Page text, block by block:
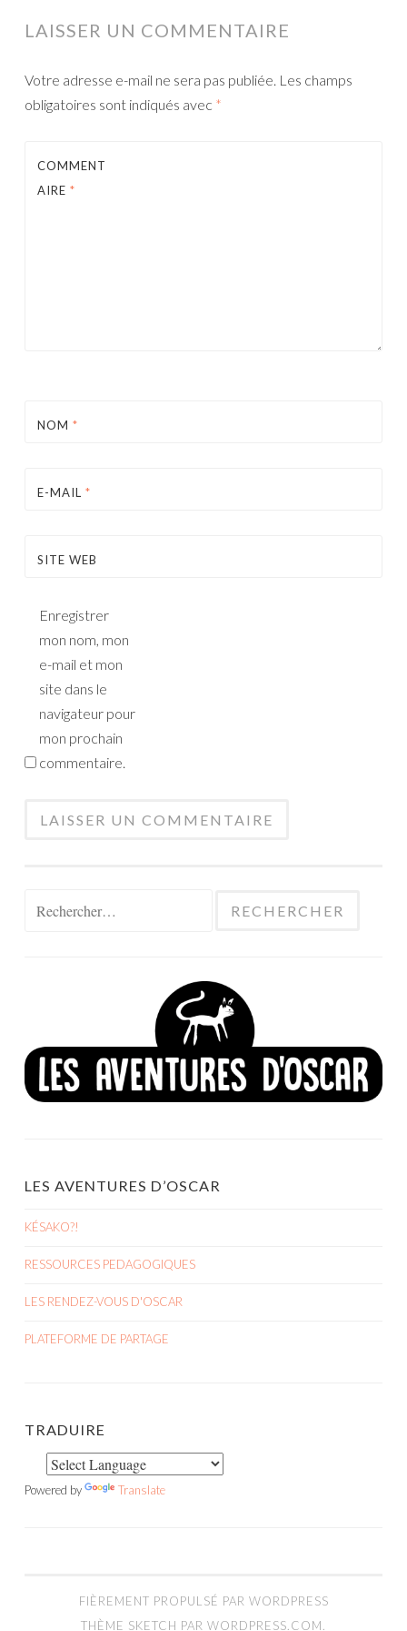
LAISSER UN COMMENTAIRE
Votre adresse e-mail ne sera pas publiée. Les champs
obligatoires sont indiqués avec *
COMMENT
AIRE *
NOM *
E-MAIL *
SITE WEB
Enregistrer
mon nom, mon
e-mail et mon
site dans le
navigateur pour
mon prochain
commentaire.
LES AVENTURES D’OSCAR
KÉSAKO?!
RESSOURCES PEDAGOGIQUES
LES RENDEZ-VOUS D'OSCAR
PLATEFORME DE PARTAGE
TRADUIRE
Powered by Translate
FIÈREMENT PROPULSÉ PAR WORDPRESS
THÈME SKETCH PAR WORDPRESS.COM.